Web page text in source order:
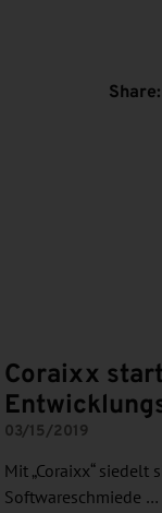
Share:
Coraixx
03/15/2019
Mit „Coraixx“ siedelt
Softwareschmiede …